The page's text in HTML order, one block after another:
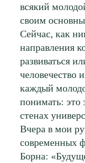
всякий
своим
Сейчас, как
направления
развиваться
человечество
каждый
понимать: это
стенах
Вчера в мои
современных
Борна: